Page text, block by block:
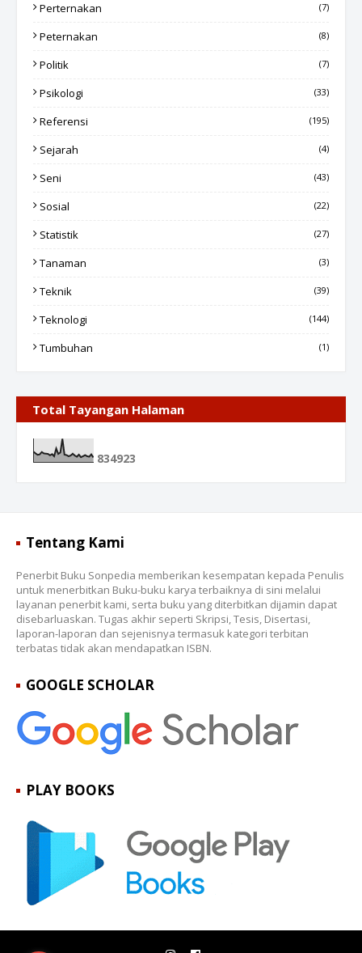
Perternakan (7)
Peternakan (8)
Politik (7)
Psikologi (33)
Referensi (195)
Sejarah (4)
Seni (43)
Sosial (22)
Statistik (27)
Tanaman (3)
Teknik (39)
Teknologi (144)
Tumbuhan (1)
Total Tayangan Halaman
834923
Tentang Kami
Penerbit Buku Sonpedia memberikan kesempatan kepada Penulis
untuk menerbitkan Buku-buku karya terbaiknya di sini melalui
layanan penerbit kami, serta buku yang diterbitkan dijamin dapat
disebarluaskan. Tugas akhir seperti Skripsi, Tesis, Disertasi,
laporan-laporan dan sejenisnya termasuk kategori terbitan
terbatas tidak akan mendapatkan ISBN.
GOOGLE SCHOLAR
PLAY BOOKS